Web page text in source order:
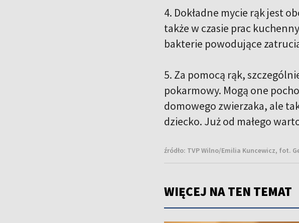
4. Dokładne mycie rąk jest
także w czasie prac
bakterie powodujące
5. Za pomocą rąk,
pokarmowy. Mogą one
domowego zwierzaka, ale
dziecko. Już od małego
źródło: TVP Wilno/Emilia Kuncewicz, fot.
WIĘCEJ NA TEN TEMAT